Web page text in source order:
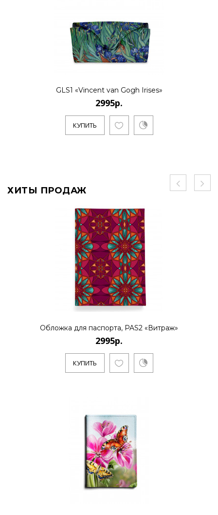
GLS1 «Vincent van Gogh Irises»
2995р.
КУПИТЬ
ХИТЫ ПРОДАЖ
Обложка для паспорта, PAS2 «Витраж»
2995р.
КУПИТЬ